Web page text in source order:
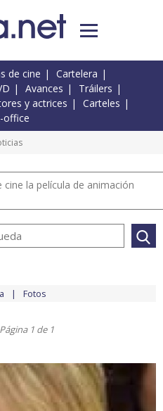
de cine
Cartelera
Avances
Tráilers
y actrices
Carteles
office
cine la película de animación
Fotos
1 de 1